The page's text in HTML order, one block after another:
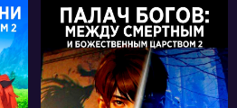
9871